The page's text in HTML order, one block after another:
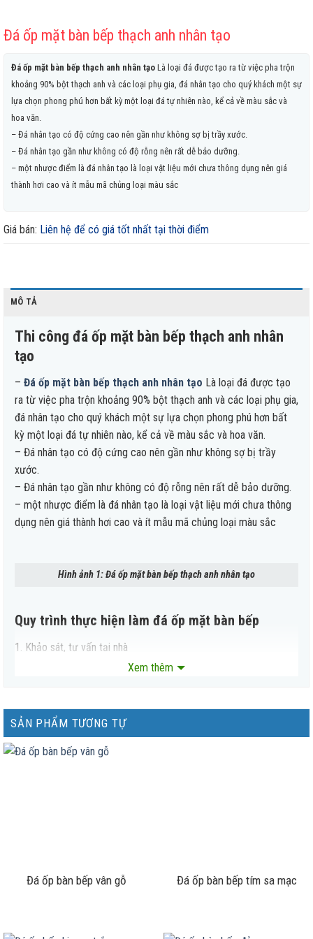
Đá ốp mặt bàn bếp thạch anh nhân tạo
Đá ốp mặt bàn bếp thạch anh nhân tạo Là loại đá được tạo ra từ việc pha trộn
khoảng 90% bột thạch anh và các loại phụ gia, đá nhân tạo cho quý khách một sự
lựa chọn phong phú hơn bất kỳ một loại đá tự nhiên nào, kể cả về màu sắc và
hoa văn.
– Đá nhân tạo có độ cứng cao nên gần như không sợ bị trầy xước.
– Đá nhân tạo gần như không có độ rỗng nên rất dễ bảo dưỡng.
– một nhược điểm là đá nhân tạo là loại vật liệu mới chưa thông dụng nên giá
thành hơi cao và ít mẫu mã chủng loại màu sắc
Giá bán: Liên hệ để có giá tốt nhất tại thời điểm
MÔ TẢ
Thi công đá ốp mặt bàn bếp thạch anh nhân
tạo
– Đá ốp mặt bàn bếp thạch anh nhân tạo Là loại đá được tạo
ra từ việc pha trộn khoảng 90% bột thạch anh và các loại phụ gia,
đá nhân tạo cho quý khách một sự lựa chọn phong phú hơn bất
kỳ một loại đá tự nhiên nào, kể cả về màu sắc và hoa văn.
– Đá nhân tạo có độ cứng cao nên gần như không sợ bị trầy
xước.
– Đá nhân tạo gần như không có độ rỗng nên rất dễ bảo dưỡng.
– một nhược điểm là đá nhân tạo là loại vật liệu mới chưa thông
dụng nên giá thành hơi cao và ít mẫu mã chủng loại màu sắc
Hình ảnh 1: Đá ốp mặt bàn bếp thạch anh nhân tạo
Quy trình thực hiện làm đá ốp mặt bàn bếp
1. Khảo sát, tư vấn tại nhà
Chúng tôi cử nhân viên trực tiếp đến công trình của bạn để khảo
2. Gia công, sản xuất tại tổng kho
đá ốp bếpđược gia công theo khối lượng, kích thước, mẫu mã
theo đúng yêu cầu của khách hàng để đảm bảo sự thống nhất,
Khi khách hàng hoàn toàn đồng ý, thực sự hài lòng với sản phẩm
Xem thêm
SẢN PHẨM TƯƠNG TỰ
Đá ốp bàn bếp vân gỗ Đá ốp bàn bếp tím sa mạc